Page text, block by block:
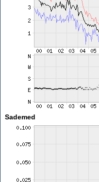
Sademed